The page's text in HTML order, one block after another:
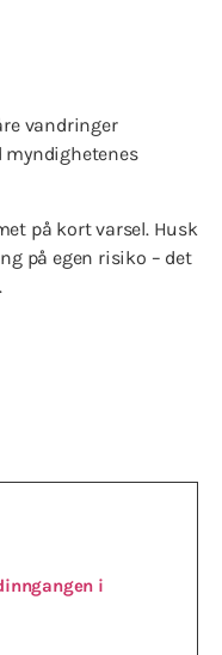
vandringer
på kort varsel. Husk
på egen risiko – det
i